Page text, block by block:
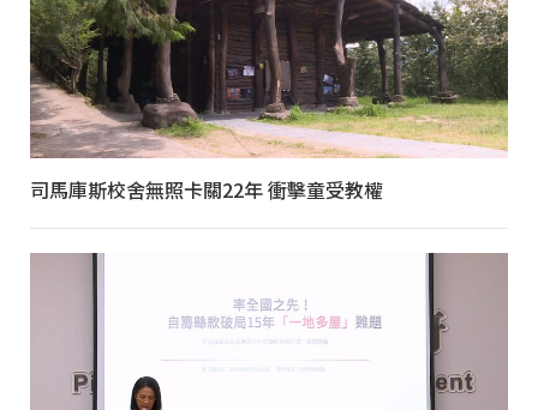
司馬庫斯校舍無照卡關22年 衝擊童受教權